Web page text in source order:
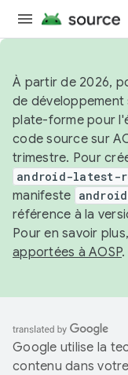
À partir de 2026,
de
plate-forme pour
code source sur
trimestre. Pour
android-latest-
manifeste
référence à la
Pour en savoir
apportées à AOSP.
Google utilise la
contenu dans